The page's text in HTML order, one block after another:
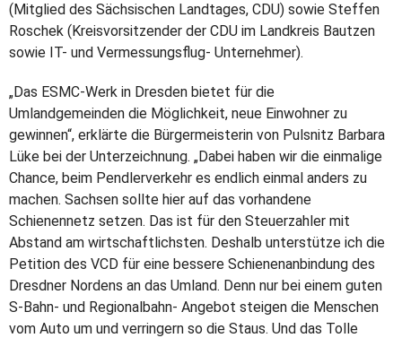
(Mitglied des Sächsischen Landtages, CDU) sowie Steffen
Roschek (Kreisvorsitzender der CDU im Landkreis Bautzen
sowie IT- und Vermessungsflug- Unternehmer).
„Das ESMC-Werk in Dresden bietet für die
Umlandgemeinden die Möglichkeit, neue Einwohner zu
gewinnen“, erklärte die Bürgermeisterin von Pulsnitz Barbara
Lüke bei der Unterzeichnung. „Dabei haben wir die einmalige
Chance, beim Pendlerverkehr es endlich einmal anders zu
machen. Sachsen sollte hier auf das vorhandene
Schienennetz setzen. Das ist für den Steuerzahler mit
Abstand am wirtschaftlichsten. Deshalb unterstütze ich die
Petition des VCD für eine bessere Schienenanbindung des
Dresdner Nordens an das Umland. Denn nur bei einem guten
S-Bahn- und Regionalbahn- Angebot steigen die Menschen
vom Auto um und verringern so die Staus. Und das Tolle